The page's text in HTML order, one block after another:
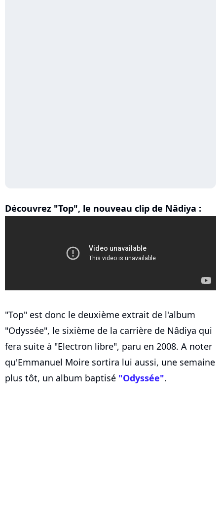
Découvrez "Top", le nouveau clip de Nâdiya :
"Top" est donc le deuxième extrait de l'album
"Odyssée", le sixième de la carrière de Nâdiya qui
fera suite à "Electron libre", paru en 2008. A noter
qu'Emmanuel Moire sortira lui aussi, une semaine
plus tôt, un album baptisé "Odyssée".